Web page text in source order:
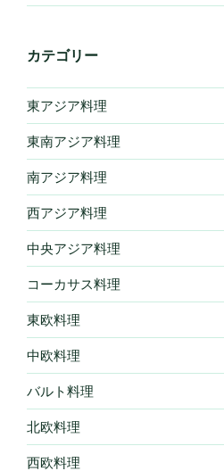
カテゴリー
東アジア料理
東南アジア料理
南アジア料理
西アジア料理
中央アジア料理
コーカサス料理
東欧料理
中欧料理
バルト料理
北欧料理
西欧料理